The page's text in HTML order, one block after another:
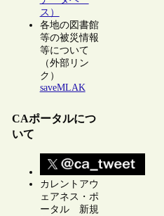
ス）
各地の図書館
等の被災情報
等について
（外部リン
ク）
saveMLAK
CAポータルにつ
いて
カレントアウ
ェアネス・ポ
ータル 新規